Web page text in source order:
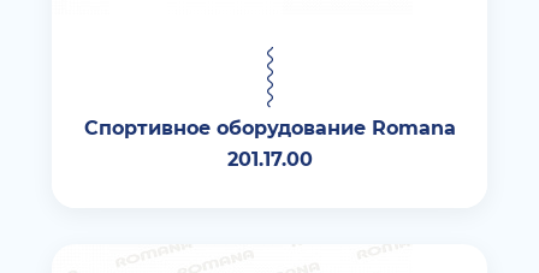
Спортивное оборудование Romana
201.17.00